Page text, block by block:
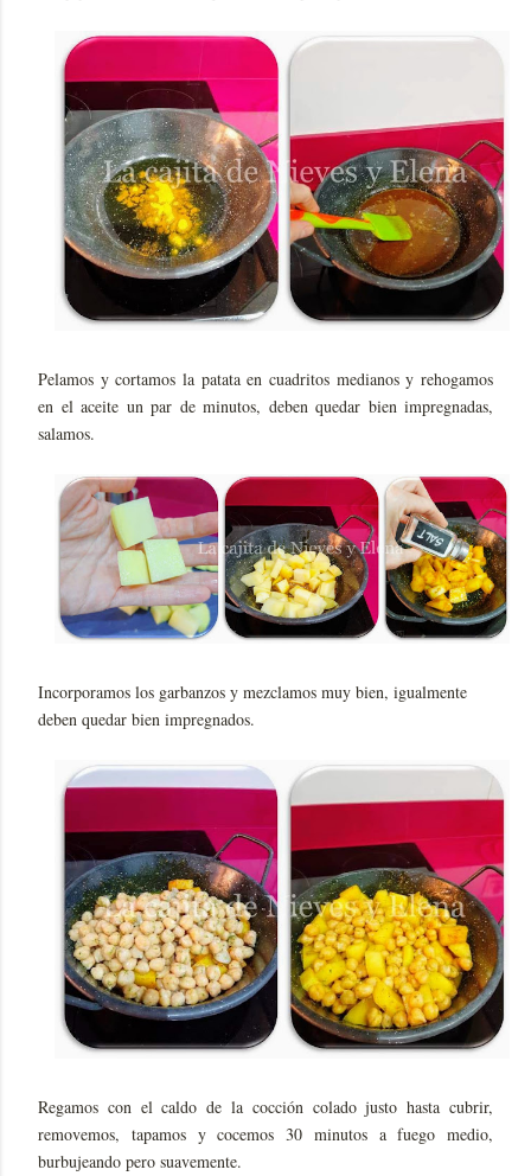
Pelamos y cortamos la patata en cuadritos medianos y rehogamos
en el aceite un par de minutos, deben quedar bien impregnadas,
salamos.
Incorporamos los garbanzos y mezclamos muy bien, igualmente
deben quedar bien impregnados.
Regamos con el caldo de la cocción colado justo hasta cubrir,
removemos, tapamos y cocemos 30 minutos a fuego medio,
burbujeando pero suavemente.